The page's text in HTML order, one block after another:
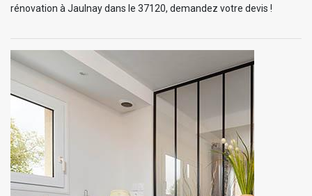
rénovation à Jaulnay dans le 37120, demandez votre devis !